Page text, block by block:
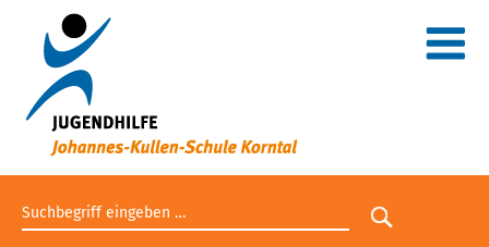
Suchbegriff eingeben
Suche